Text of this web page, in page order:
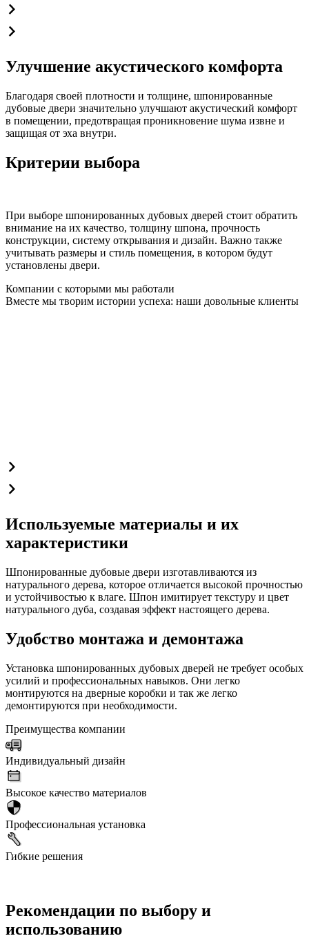
Улучшение акустического комфорта
Благодаря своей плотности и толщине, шпонированные
дубовые двери значительно улучшают акустический комфорт
в помещении, предотвращая проникновение шума извне и
защищая от эха внутри.
Критерии выбора
При выборе шпонированных дубовых дверей стоит обратить
внимание на их качество, толщину шпона, прочность
конструкции, систему открывания и дизайн. Важно также
учитывать размеры и стиль помещения, в котором будут
установлены двери.
Компании с которыми мы работали
Вместе мы творим истории успеха: наши довольные клиенты
Используемые материалы и их
характеристики
Шпонированные дубовые двери изготавливаются из
натурального дерева, которое отличается высокой прочностью
и устойчивостью к влаге. Шпон имитирует текстуру и цвет
натурального дуба, создавая эффект настоящего дерева.
Удобство монтажа и демонтажа
Установка шпонированных дубовых дверей не требует особых
усилий и профессиональных навыков. Они легко
монтируются на дверные коробки и так же легко
демонтируются при необходимости.
Преимущества компании
Индивидуальный дизайн
Высокое качество материалов
Профессиональная установка
Гибкие решения
Рекомендации по выбору и
использованию